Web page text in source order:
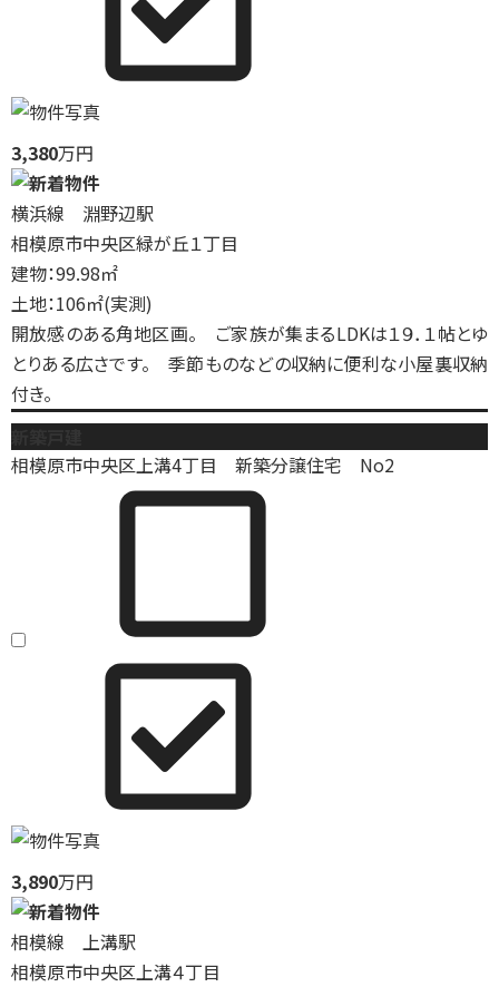
3,380万円
横浜線 淵野辺駅
相模原市中央区緑が丘１丁目
建物：99.98㎡
土地：106㎡(実測)
開放感のある角地区画。 ご家族が集まるLDKは１９．１帖とゆ
とりある広さです。 季節ものなどの収納に便利な小屋裏収納
付き。
相模原市中央区上溝4丁目 新築分譲住宅 No2
3,890万円
相模線 上溝駅
相模原市中央区上溝４丁目